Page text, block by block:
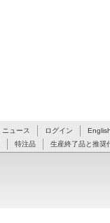
ニュース ログイン
特注品 生産終了品と推奨